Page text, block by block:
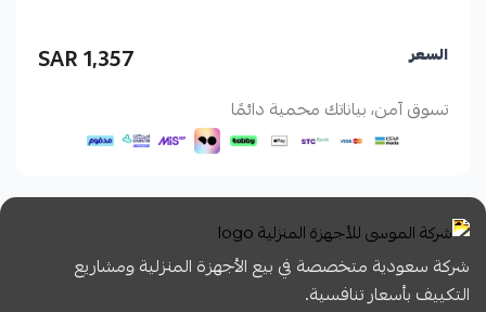
السعر 1,357 SAR
تسوق آمن، بياناتك محمية دائمًا
شركة سعودية متخصصة في بيع الأجهزة المنزلية ومشاريع
التكييف بأسعار تنافسية.